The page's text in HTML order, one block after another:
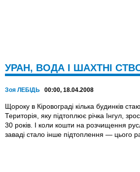
УРАН, ВОДА І ШАХТНІ
Зоя ЛЕБІДЬ 00:00, 18.04.2008
Щороку в Кіровограді кілька будинків
Територія, яку підтоплює річка Інгул,
30 років. І коли кошти на розчищення
заваді стало інше підтоплення — цього